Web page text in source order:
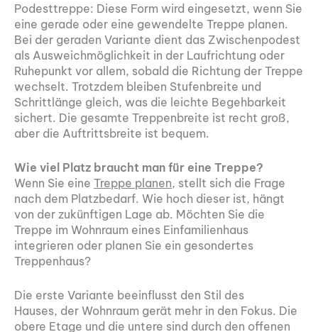
Podesttreppe: Diese Form wird eingesetzt, wenn Sie
eine gerade oder eine gewendelte Treppe planen.
Bei der geraden Variante dient das Zwischenpodest
als Ausweichmöglichkeit in der Laufrichtung oder
Ruhepunkt vor allem, sobald die Richtung der Treppe
wechselt. Trotzdem bleiben Stufenbreite und
Schrittlänge gleich, was die leichte Begehbarkeit
sichert. Die gesamte Treppenbreite ist recht groß,
aber die Auftrittsbreite ist bequem.
Wie viel Platz braucht man für eine Treppe?
Wenn Sie eine Treppe planen, stellt sich die Frage
nach dem Platzbedarf. Wie hoch dieser ist, hängt
von der zukünftigen Lage ab. Möchten Sie die
Treppe im Wohnraum eines Einfamilienhaus
integrieren oder planen Sie ein gesondertes
Treppenhaus?
Die erste Variante beeinflusst den Stil des
Hauses, der Wohnraum gerät mehr in den Fokus. Die
obere Etage und die untere sind durch den offenen